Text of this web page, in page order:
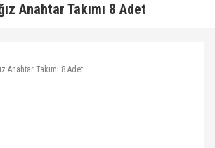
Anahtar Takımı 8 Adet